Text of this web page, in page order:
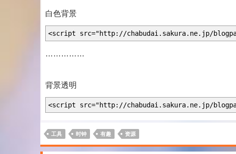
白色背景
<script src="http://chabudai.sakura.ne.jp/
……………
背景透明
<script src="http://chabudai.sakura.ne.jp/
工具 时钟 有趣 资源